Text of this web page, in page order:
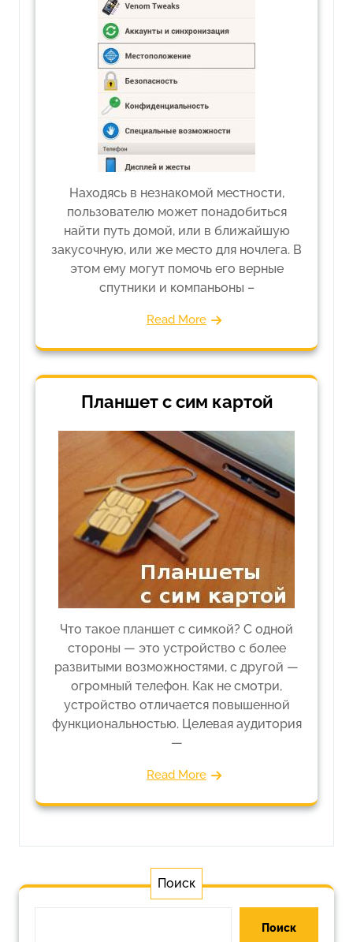
Находясь в незнакомой местности,
пользователю может понадобиться
найти путь домой, или в ближайшую
закусочную, или же место для ночлега. В
этом ему могут помочь его верные
спутники и компаньоны –
Read More
Планшет с сим картой
Что такое планшет с симкой? С одной
стороны — это устройство с более
развитыми возможностями, с другой —
огромный телефон. Как не смотри,
устройство отличается повышенной
функциональностью. Целевая аудитория
—
Read More
Поиск
Поиск